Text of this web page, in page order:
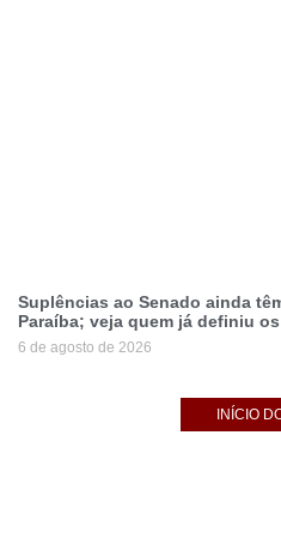
Suplências ao Senado ainda
Paraíba; veja quem já definiu
6 de agosto de 2026
INÍCIO